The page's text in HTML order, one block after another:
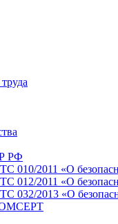
РФ
010/2011 «О
012/2011 «О
032/2013 «О